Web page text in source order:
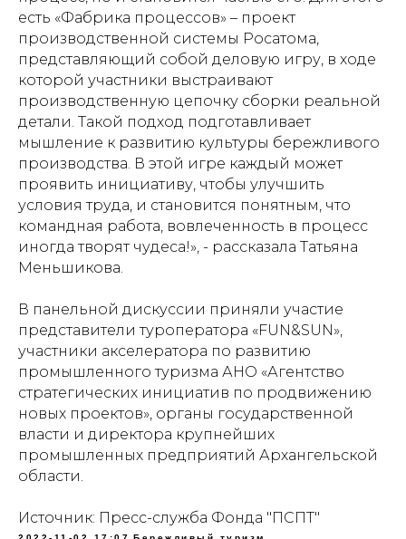
есть «Фабрика процессов» – проект
производственной системы Росатома,
представляющий собой деловую игру, в ходе
которой участники выстраивают
производственную цепочку сборки реальной
детали. Такой подход подготавливает
мышление к развитию культуры бережливого
производства. В этой игре каждый может
проявить инициативу, чтобы улучшить
условия труда, и становится понятным, что
командная работа, вовлеченность в процесс
иногда творят чудеса!», - рассказала Татьяна
Меньшикова.
В панельной дискуссии приняли участие
представители туроператора «FUN&SUN»,
участники акселератора по развитию
промышленного туризма АНО «Агентство
стратегических инициатив по продвижению
новых проектов», органы государственной
власти и директора крупнейших
промышленных предприятий Архангельской
области.
Источник: Пресс-служба Фонда "ПСПТ"